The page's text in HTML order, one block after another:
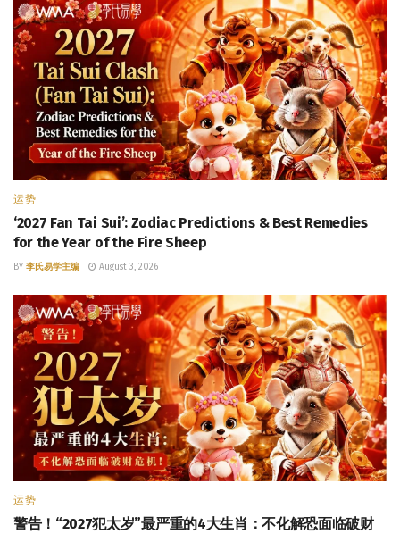
运势
‘2027 Fan Tai Sui’: Zodiac Predictions & Best Remedies
for the Year of the Fire Sheep
BY 李氏易学主编 August 3, 2026
运势
警告！“2027犯太岁”最严重的4大生肖：不化解恐面临破财